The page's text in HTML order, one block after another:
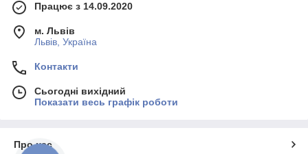
Працює з 14.09.2020
м. Львів
Львів, Україна
Контакти
Сьогодні вихідний
Показати весь графік роботи
Про нас